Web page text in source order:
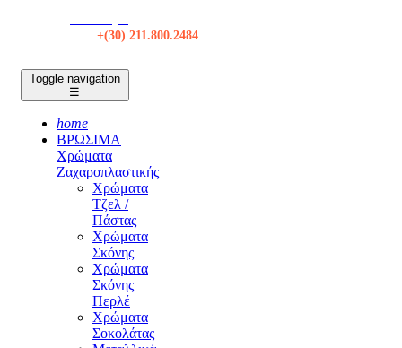
+(30) 211.800.2484
Toggle navigation
☰
home
ΒΡΩΣΙΜΑ
Χρώματα
Ζαχαροπλαστικής
Χρώματα
Τζελ /
Πάστας
Χρώματα
Σκόνης
Χρώματα
Σκόνης
Περλέ
Χρώματα
Σοκολάτας